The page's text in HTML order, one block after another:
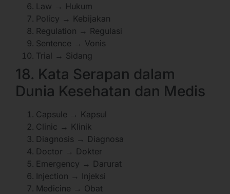
Law → Hukum
Policy → Kebijakan
Regulation → Regulasi
Sentence → Vonis
Trial → Sidang
18. Kata Serapan dalam
Dunia Kesehatan dan Medis
Capsule → Kapsul
Clinic → Klinik
Diagnosis → Diagnosa
Doctor → Dokter
Emergency → Darurat
Injection → Injeksi
Medicine → Obat